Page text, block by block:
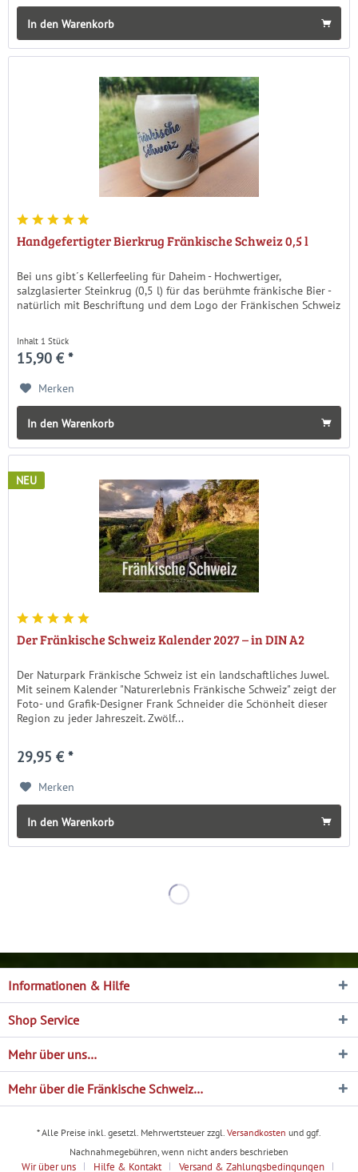
In den Warenkorb
Handgefertigter Bierkrug Fränkische Schweiz 0,5 l
Bei uns gibt´s Kellerfeeling für Daheim - Hochwertiger,
salzglasierter Steinkrug (0,5 l) für das berühmte fränkische Bier -
natürlich mit Beschriftung und dem Logo der Fränkischen Schweiz
Inhalt 1 Stück
15,90 € *
Merken
In den Warenkorb
NEU
Der Fränkische Schweiz Kalender 2027 – in DIN A2
Der Naturpark Fränkische Schweiz ist ein landschaftliches Juwel.
Mit seinem Kalender "Naturerlebnis Fränkische Schweiz" zeigt der
Foto- und Grafik-Designer Frank Schneider die Schönheit dieser
Region zu jeder Jahreszeit. Zwölf...
29,95 € *
Merken
In den Warenkorb
Informationen & Hilfe
Shop Service
Mehr über uns…
Mehr über die Fränkische Schweiz…
* Alle Preise inkl. gesetzl. Mehrwertsteuer zzgl. Versandkosten und ggf.
Nachnahmegebühren, wenn nicht anders beschrieben
Wir über uns Hilfe & Kontakt Versand & Zahlungsbedingungen